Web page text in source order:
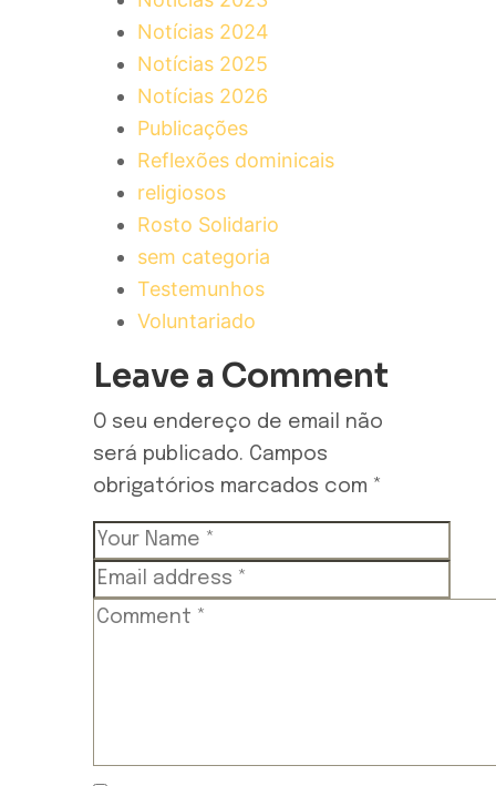
Notícias 2024
Notícias 2025
Notícias 2026
Publicações
Reflexões dominicais
religiosos
Rosto Solidario
sem categoria
Testemunhos
Voluntariado
Leave a Comment
O seu endereço de email não
será publicado. Campos
obrigatórios marcados com *